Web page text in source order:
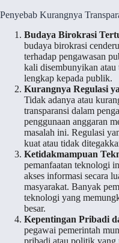
Penyebab Kurangnya
Budaya Birokrasi
budaya birokrasi
terhadap pengawasan
kali disembunyikan atau
lengkap kepada publik.
Kurangnya Regulasi
Tidak adanya atau
transparansi dalam
penggunaan anggaran
masalah ini. Regulasi
kuat atau tidak
Ketidakmampuan
pemanfaatan teknologi
akses informasi secara
masyarakat. Banyak
teknologi yang
besar.
Kepentingan Pribadi
pegawai pemerintah
pribadi atau politik yang